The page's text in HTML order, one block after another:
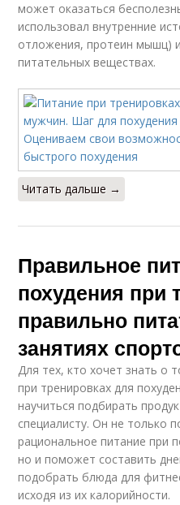
Питания при
тренировках
Питания на неделю
Питание для
Питания для атлета
Тренировки для
может оказаться
использовал внутренние
отложения, протеин мышц)
питательных веществах.
Читать дальше →
Правильное
похудения при
правильно
занятиях
Для тех, кто хочет знать о
при тренировках для
научиться подбирать
специалисту. Он не только
рациональное питание при
но и поможет составить
подобрать блюда для
исходя из их калорийности.